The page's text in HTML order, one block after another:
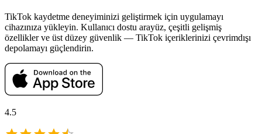
TikTok kaydetme deneyiminizi geliştirmek için uygulamayı
cihazınıza yükleyin. Kullanıcı dostu arayüz, çeşitli gelişmiş
özellikler ve üst düzey güvenlik — TikTok içeriklerinizi çevrimdışı
depolamayı güçlendirin.
4.5